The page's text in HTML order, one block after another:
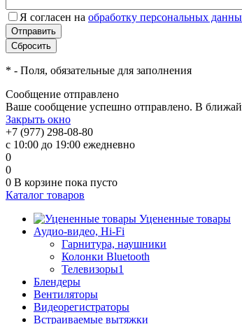
Я согласен на обработку персональных
* - Поля, обязательные для заполнения
Сообщение отправлено
Ваше сообщение успешно отправлено. В
Закрыть окно
+7 (977) 298-08-80
с 10:00 до 19:00 ежедневно
0
0
0 В корзине пока пусто
Каталог товаров
Уцененные товары
Аудио-видео, Hi-Fi
Гарнитура, наушники
Колонки Bluetooth
Телевизоры1
Блендеры
Вентиляторы
Видеорегистраторы
Встраиваемые вытяжки